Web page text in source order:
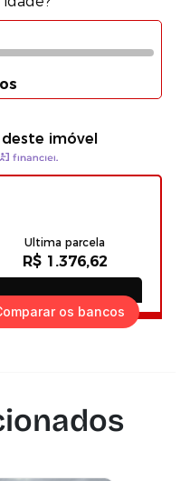
os bancos